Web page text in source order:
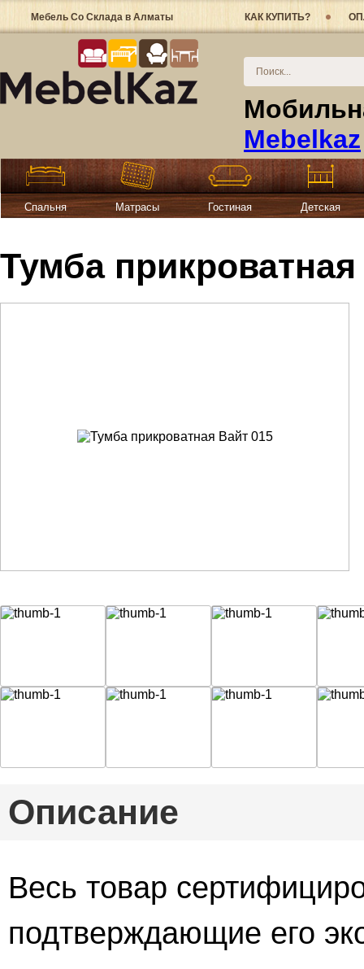
Мебель Со Склада в Алматы КАК КУПИТЬ?
Mebelkaz
Спальня Матрасы Гостиная Детская
Тумба
Описание
Весь товар
подтверждающие его